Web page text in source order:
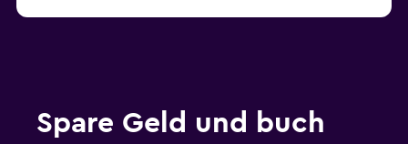
Spare Geld und buch